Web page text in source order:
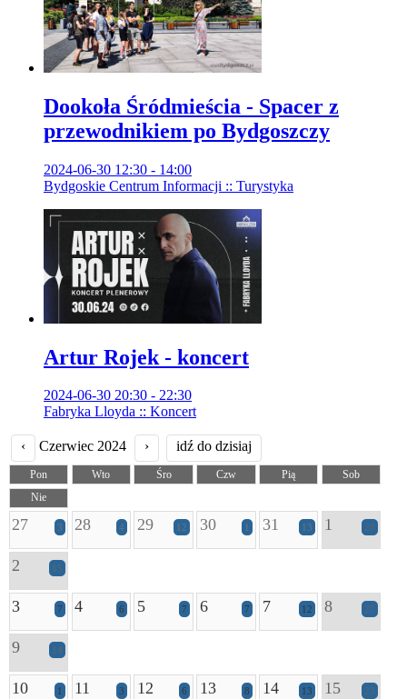
Dookoła Śródmieścia - Spacer z
przewodnikiem po Bydgoszczy
2024-06-30 12:30 - 14:00
Bydgoskie Centrum Informacji :: Turystyka
Artur Rojek - koncert
2024-06-30 20:30 - 22:30
Fabryka Lloyda :: Koncert
‹ Czerwiec 2024 › idź do dzisiaj
Pon Wto Śro Czw Pią
Sob
Nie
27 3 28 4 29 12 30 1 31 13 1 28
2 15
3 7 4 6 5 7 6 7 7 12 8 27
9 14
10 1 11 3 12 6 13 8 14 13 15 23